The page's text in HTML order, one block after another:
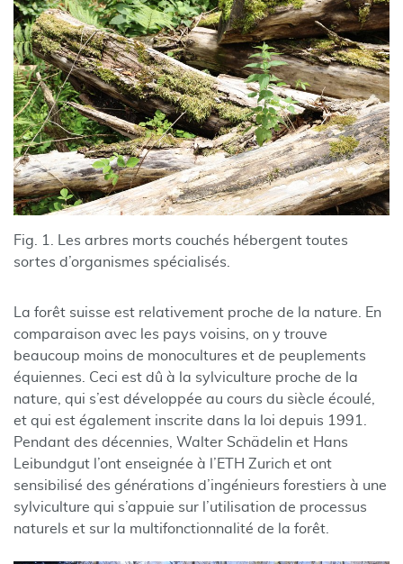
Fig. 1. Les arbres morts couchés hébergent toutes
sortes d’organismes spécialisés.
La forêt suisse est relativement proche de la nature. En
comparaison avec les pays voisins, on y trouve
beaucoup moins de monocultures et de peuplements
équiennes. Ceci est dû à la sylviculture proche de la
nature, qui s’est développée au cours du siècle écoulé,
et qui est également inscrite dans la loi depuis 1991.
Pendant des décennies, Walter Schädelin et Hans
Leibundgut l’ont enseignée à l’ETH Zurich et ont
sensibilisé des générations d’ingénieurs forestiers à une
sylviculture qui s’appuie sur l’utilisation de processus
naturels et sur la multifonctionnalité de la forêt.